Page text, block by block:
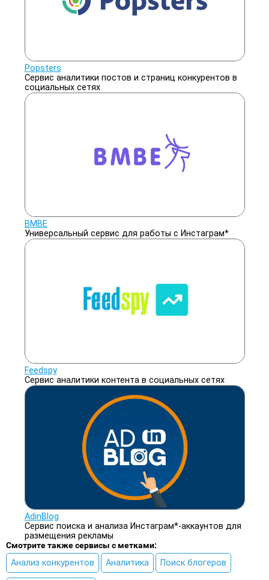
Popsters
Сервис аналитики постов и страниц конкурентов в
социальных сетях
BMBE
Универсальный сервис для работы с Инстаграм*
Feedspy
Сервис аналитики контента в социальных сетях
AdinBlog
Сервис поиска и анализа Инстаграм*-аккаунтов для
размещения рекламы
Смотрите также сервисы с метками:
Анализ конкурентов
Аналитика Поиск блогеров